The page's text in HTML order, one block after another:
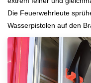
Die Feuerwehrleute
Wasserpistolen auf den